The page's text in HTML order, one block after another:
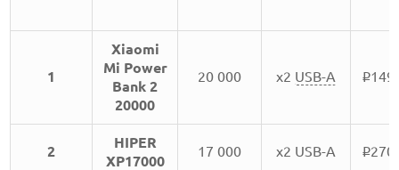
1
Xiaomi
Mi Power
Bank 2
20000
20 000 x2 USB-A i
2
HIPER
XP17000
17 000 x2 USB-A i